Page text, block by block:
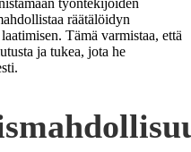
työntekijöiden
räätälöidyn
Tämä varmistaa, että
ja tukea, jota he